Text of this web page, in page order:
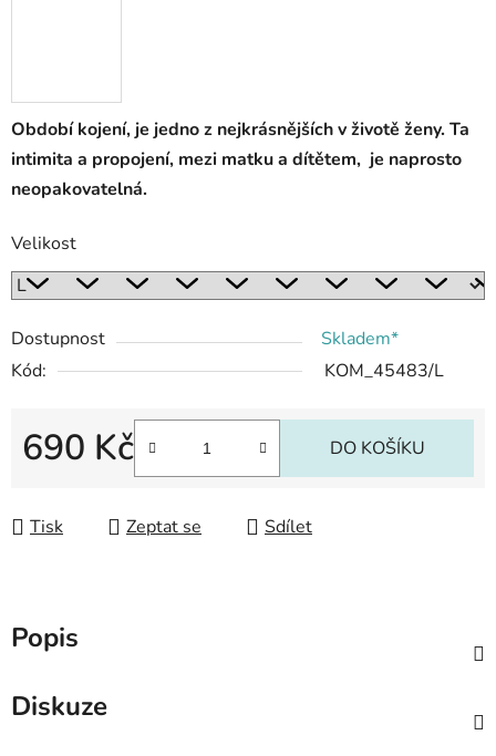
Období kojení, je jedno z nejkrásnějších v životě ženy. Ta
intimita a propojení, mezi matku a dítětem, je naprosto
neopakovatelná.
Velikost
Dostupnost
Skladem*
Kód:
KOM_45483/L
690 Kč DO KOŠÍKU
Tisk Zeptat se Sdílet
Popis
Diskuze